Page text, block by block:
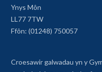
Ynys Môn
LL77 7TW
Ffôn: (01248) 750057
Croesawir galwadau yn y